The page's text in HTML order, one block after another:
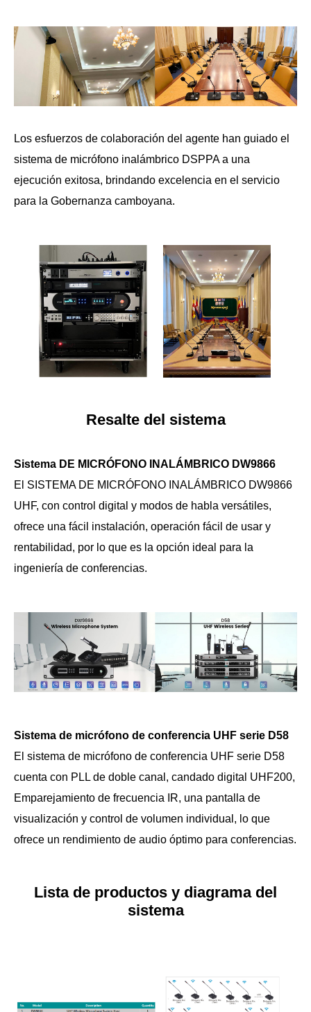
Los esfuerzos de colaboración del agente han guiado el
sistema de micrófono inalámbrico DSPPA a una
ejecución exitosa, brindando excelencia en el servicio
para la Gobernanza camboyana.
Resalte del sistema
Sistema DE MICRÓFONO INALÁMBRICO DW9866
El SISTEMA DE MICRÓFONO INALÁMBRICO DW9866
UHF, con control digital y modos de habla versátiles,
ofrece una fácil instalación, operación fácil de usar y
rentabilidad, por lo que es la opción ideal para la
ingeniería de conferencias.
Sistema de micrófono de conferencia UHF serie D58
El sistema de micrófono de conferencia UHF serie D58
cuenta con PLL de doble canal, candado digital UHF200,
Emparejamiento de frecuencia IR, una pantalla de
visualización y control de volumen individual, lo que
ofrece un rendimiento de audio óptimo para conferencias.
Lista de productos y diagrama del
sistema